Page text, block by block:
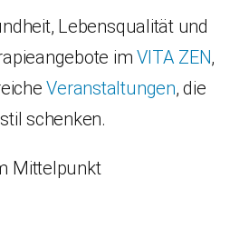
Lebensqualität und
imVITA ZEN,
Veranstaltungen, die
schenken.
Mittelpunkt